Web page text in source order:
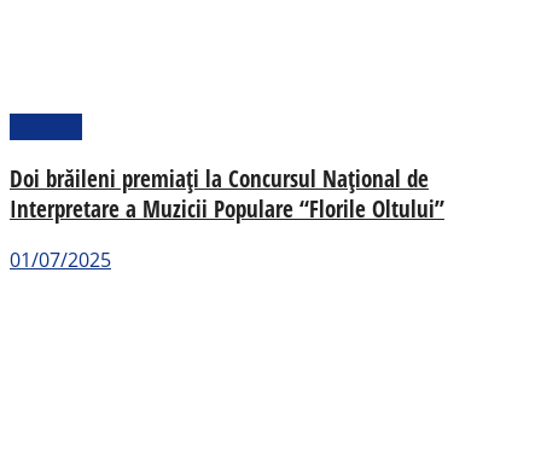
Doi brăileni premiați la Concursul Național de
Interpretare a Muzicii Populare “Florile Oltului”
01/07/2025